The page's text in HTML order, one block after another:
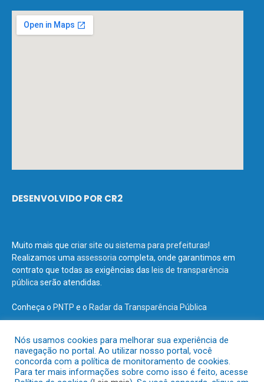
DESENVOLVIDO POR CR2
Muito mais que criar site ou sistema para prefeituras!
Realizamos uma assessoria completa, onde garantimos em
contrato que todas as exigências das leis de transparência
pública serão atendidas.
Conheça o PNTP e o Radar da Transparência Pública
Todos os direitos reservados a Prefeitura Municipal de Terra Santa.
Nós usamos cookies para melhorar sua experiência de
navegação no portal. Ao utilizar nosso portal, você
concorda com a política de monitoramento de cookies.
Para ter mais informações sobre como isso é feito, acesse